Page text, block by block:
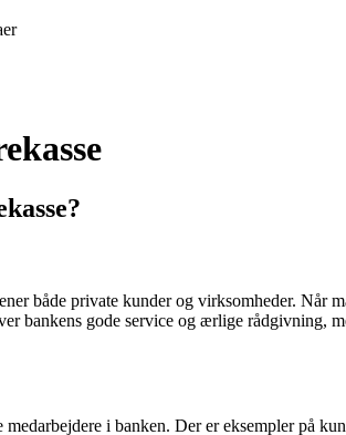
både private kunder og virksomheder. Når
bankens gode service og ærlige rådgivning,
i banken. Der er eksempler på